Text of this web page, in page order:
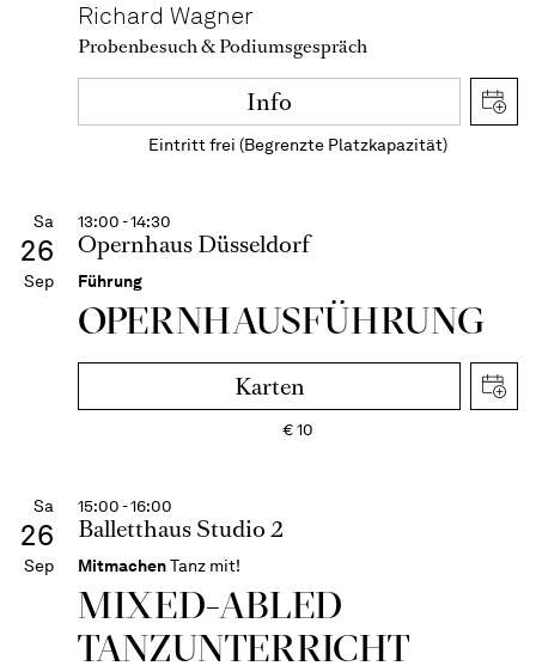
Richard Wagner
Probenbesuch & Podiumsgespräch
Info
Eintritt frei (Begrenzte Platzkapazität)
Sa
26
Sep
13:00 - 14:30
Opernhaus Düsseldorf
Führung
OPERN­HAUS­FÜH­RUNG
Karten
€10
Sa
26
Sep
15:00 - 16:00
Balletthaus Studio 2
MitmachenTanz mit!
MIXED-­ABLED
TANZ­UNTER­RICHT